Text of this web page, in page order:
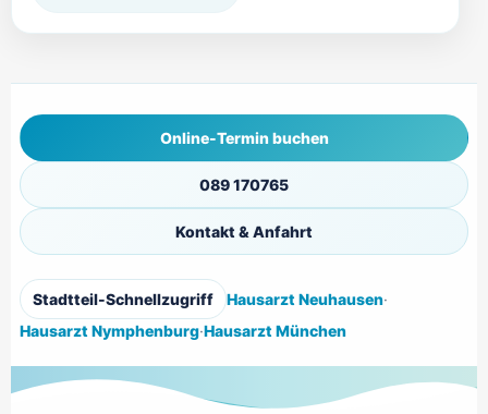
Online-Termin buchen
089 170765
Kontakt & Anfahrt
Stadtteil-Schnellzugriff Hausarzt Neuhausen·
Hausarzt Nymphenburg·Hausarzt München